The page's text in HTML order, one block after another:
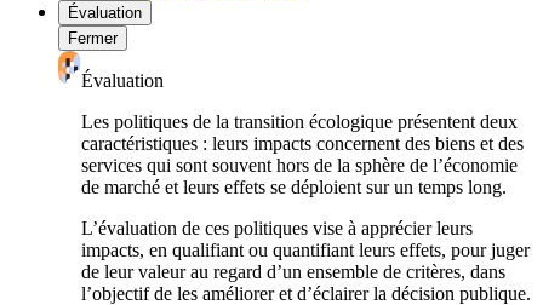
Évaluation
Fermer
Évaluation
Les politiques de la transition écologique présentent deux
caractéristiques : leurs impacts concernent des biens et des
services qui sont souvent hors de la sphère de l’économie
de marché et leurs effets se déploient sur un temps long.
L’évaluation de ces politiques vise à apprécier leurs
impacts, en qualifiant ou quantifiant leurs effets, pour juger
de leur valeur au regard d’un ensemble de critères, dans
l’objectif de les améliorer et d’éclairer la décision publique.